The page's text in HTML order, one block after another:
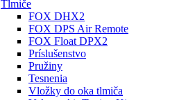
Tlmiče
FOX DHX2
FOX DPS Air Remote
FOX Float DPX2
Príslušenstvo
Pružiny
Tesnenia
Vložky do oka tlmiča